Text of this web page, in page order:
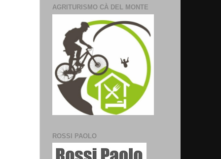
AGRITURISMO CÀ DEL MONTE
ROSSI PAOLO